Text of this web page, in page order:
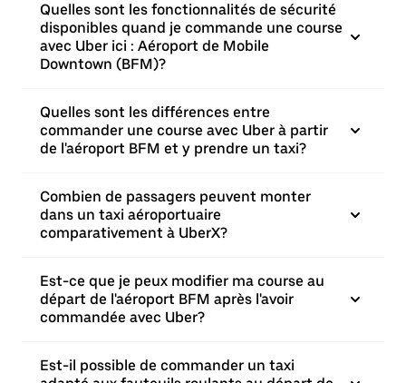
Quelles sont les fonctionnalités de sécurité
disponibles quand je commande une course
avec Uber ici : Aéroport de Mobile
Downtown (BFM)?
Quelles sont les différences entre
commander une course avec Uber à partir
de l'aéroport BFM et y prendre un taxi?
Combien de passagers peuvent monter
dans un taxi aéroportuaire
comparativement à UberX?
Est-ce que je peux modifier ma course au
départ de l'aéroport BFM après l'avoir
commandée avec Uber?
Est-il possible de commander un taxi